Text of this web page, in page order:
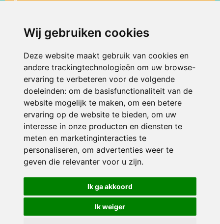
Wij gebruiken cookies
Deze website maakt gebruik van cookies en
andere trackingtechnologieën om uw browse-
ervaring te verbeteren voor de volgende
doeleinden: om de basisfunctionaliteit van de
website mogelijk te maken, om een betere
ervaring op de website te bieden, om uw
interesse in onze producten en diensten te
meten en marketinginteracties te
personaliseren, om advertenties weer te
geven die relevanter voor u zijn.
Ik ga akkoord
Ik weiger
ONDERDEEL VAN
© 2026 Avonturijn | Alle rechten voorbehouden
Privacy policy|Disclaimer| Klachtenregeling|RSIN en Anbi
voorkeuren
Crealisatie The MindOffice